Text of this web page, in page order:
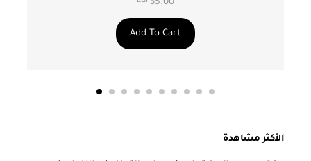
35.00
Add To Cart
الأكثر مشاهدة